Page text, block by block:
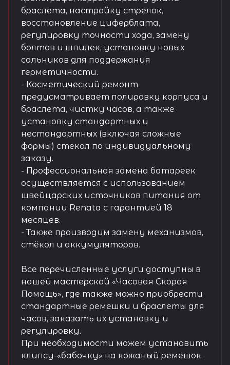
браслета, настройку стрелок,
восстановление циферблата,
регулировку точности хода, замену
болтов и шпилек, установку новых
сальников для поддержания
герметичности.
- Косметический ремонт
предусматривает полировку корпуса и
браслета, чистку часов, а также
установку стандартных и
нестандартных (включая сложные
формы) стёкол по индивидуальному
заказу.
- Профессиональная замена батареек
осуществляется с использованием
швейцарских источников питания от
компании Renata с гарантией 18
месяцев.
- Также производим замену механизмов,
стёкол и аккумуляторов.
Все перечисленные услуги доступны в
нашей мастерской «Часовая Скорая
Помощь», где также можно приобрести
стандартные ремешки и браслеты для
часов, заказать их установку и
регулировку.
При необходимости можем установить
клипсу-«бабочку» на кожаный ремешок.